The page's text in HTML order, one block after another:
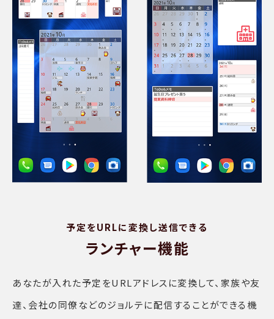
予定をURLに変換し送信できる
ランチャー機能
あなたが入れた予定をURLアドレスに変換して、家族や友
達、会社の同僚などのジョルテに配信することができる機